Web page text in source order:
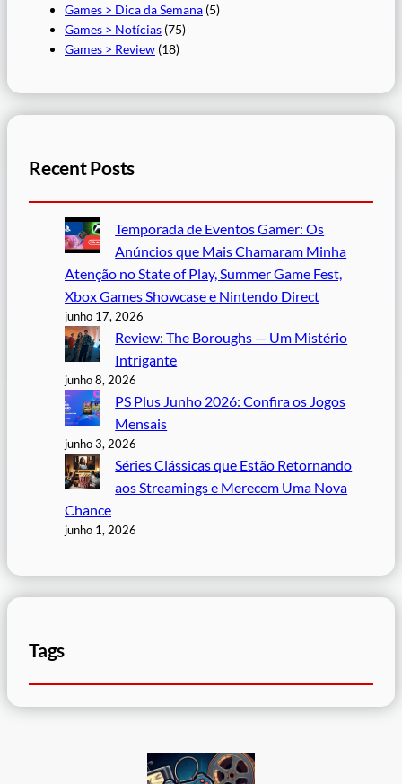
Games > Dica da Semana (5)
Games > Notícias (75)
Games > Review (18)
Recent Posts
Temporada de Eventos Gamer: Os
Anúncios que Mais Chamaram Minha
Atenção no State of Play, Summer Game Fest,
Xbox Games Showcase e Nintendo Direct
junho 17, 2026
Review: The Boroughs — Um Mistério
Intrigante
junho 8, 2026
PS Plus Junho 2026: Confira os Jogos
Mensais
junho 3, 2026
Séries Clássicas que Estão Retornando
aos Streamings e Merecem Uma Nova
Chance
junho 1, 2026
Tags